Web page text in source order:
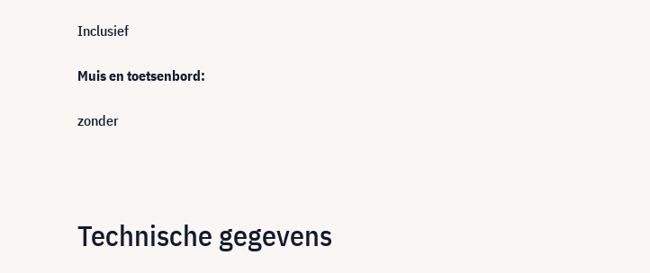
Inclusief
Muis en toetsenbord:
zonder
Technische gegevens